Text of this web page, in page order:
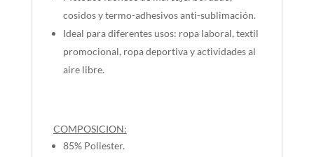
cosidos y termo-adhesivos anti-sublimación.
Ideal para diferentes usos: ropa laboral, textil
promocional, ropa deportiva y actividades al
aire libre.
COMPOSICION:
85% Poliester.